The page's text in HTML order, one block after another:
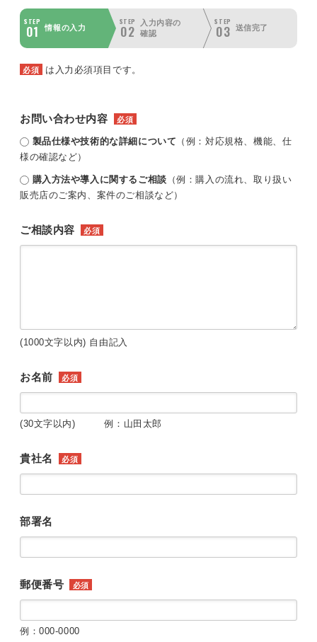
STEP
01 情報の入力
STEP
02
入力内容の
確認
STEP
03 送信完了
必須 は入力必須項目です。
お問い合わせ内容 必須
製品仕様や技術的な詳細について （例：対応規格、機能、仕
様の確認など）
購入方法や導入に関するご相談 （例：購入の流れ、取り扱い
販売店のご案内、案件のご相談など）
ご相談内容 必須
(1000文字以内) 自由記入
お名前 必須
(30文字以内) 例：山田太郎
貴社名 必須
部署名
郵便番号 必須
例：000-0000